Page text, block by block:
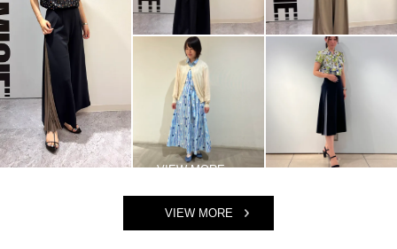
VIEW MORE